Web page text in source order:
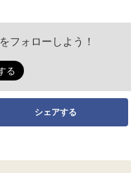
をフォローしよう！
シェアする